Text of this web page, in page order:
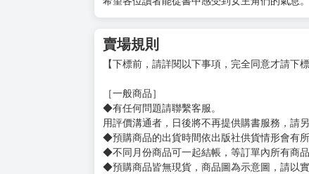
百年，不知不覺就練到LV MAX》
姓名：いちかわはる
配音員是為動畫賦予生命的存在。
這部作品讓我稍微明白了上述這句話的含意。
希望各位讀者能從書中感受到女主角們的氣息。